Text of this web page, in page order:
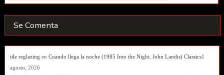
Se Comenta
tile reglazing en Cuando llega la noche (1985 Into the Night. John Landis) Classics1
agosto, 2026